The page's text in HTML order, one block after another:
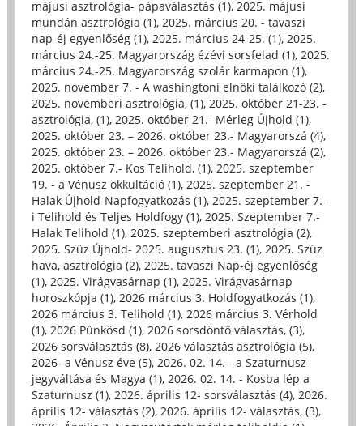
májusi asztrológia- pápaválasztás (1), 2025. májusi
mundán asztrológia (1), 2025. március 20. - tavaszi
nap-éj egyenlőség (1), 2025. március 24-25. (1), 2025.
március 24.-25. Magyarország ézévi sorsfelad (1), 2025.
március 24.-25. Magyarország szolár karmapon (1),
2025. november 7. - A washingtoni elnöki találkozó (2),
2025. novemberi asztrológia, (1), 2025. október 21-23. -
asztrológia, (1), 2025. október 21.- Mérleg Újhold (1),
2025. október 23. – 2026. október 23.- Magyarorszá (4),
2025. október 23. – 2026. október 23.- Magyarorszá (2),
2025. október 7.- Kos Telihold, (1), 2025. szeptember
19. - a Vénusz okkultáció (1), 2025. szeptember 21. -
Halak Újhold-Napfogyatkozás (1), 2025. szeptember 7. -
i Telihold és Teljes Holdfogy (1), 2025. Szeptember 7.-
Halak Telihold (1), 2025. szeptemberi asztrológia (2),
2025. Szűz Újhold- 2025. augusztus 23. (1), 2025. Szűz
hava, asztrológia (2), 2025. tavaszi Nap-éj egyenlőség
(1), 2025. Virágvasárnap (1), 2025. Virágvasárnap
horoszkópja (1), 2026 március 3. Holdfogyatkozás (1),
2026 március 3. Telihold (1), 2026 március 3. Vérhold
(1), 2026 Pünkösd (1), 2026 sorsdöntő választás, (3),
2026 sorsválasztás (8), 2026 választás asztrológia (5),
2026- a Vénusz éve (5), 2026. 02. 14. - a Szaturnusz
jegyváltása és Magya (1), 2026. 02. 14. - Kosba lép a
Szaturnusz (1), 2026. április 12- sorsválasztás (4), 2026.
április 12- választás (2), 2026. április 12- választás, (3),